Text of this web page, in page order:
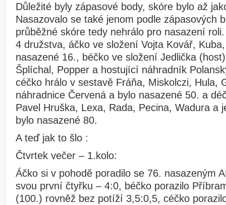
Důležité byly zápasové body, skóre bylo až
Nasazovalo se také jenom podle zápasových
průběžné skóre tedy nehrálo pro nasazení
4 družstva, áčko ve složení Vojta Kovář,
nasazené 16., béčko ve složení Jedlička
Šplíchal, Popper a hostující náhradník
céčko hrálo v sestavě Fráňa, Miskolczi, Hula,
náhradnice Červená a bylo nasazené 50. a
Pavel Hruška, Lexa, Rada, Pecina, Wadura a
bylo nasazené 80.
A teď jak to šlo :
Čtvrtek večer – 1.kolo:
Áčko si v pohodě poradilo se 76. nasazeným
svou první čtyřku – 4:0, béčko porazilo
(100.) rovněž bez potíží 3,5:0,5, céčko